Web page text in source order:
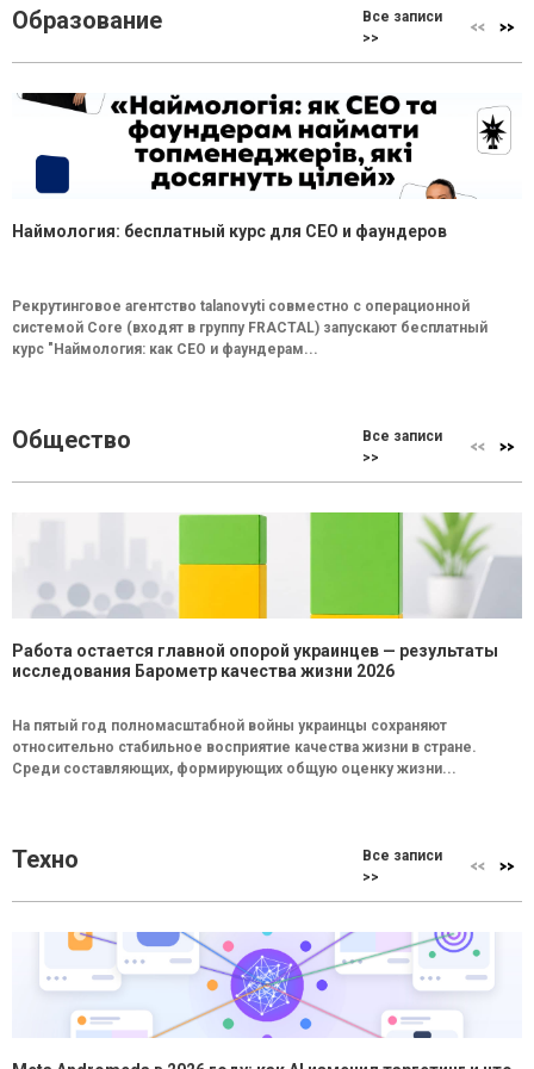
Образование
Все записи
>>
Наймология: бесплатный курс для CEO и фаундеров
Рекрутинговое агентство talanovyti совместно с операционной
системой Core (входят в группу FRACTAL) запускают бесплатный
курс "Наймология: как СEO и фаундерам...
Общество
Все записи
>>
Работа остается главной опорой украинцев — результаты
исследования Барометр качества жизни 2026
На пятый год полномасштабной войны украинцы сохраняют
относительно стабильное восприятие качества жизни в стране.
Среди составляющих, формирующих общую оценку жизни...
Техно
Все записи
>>